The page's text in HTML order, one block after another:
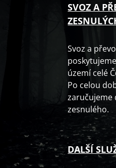
SVOZ A
Svoz a
území celé
Po celou
zaručujeme
zesnulého.
DALŠÍ